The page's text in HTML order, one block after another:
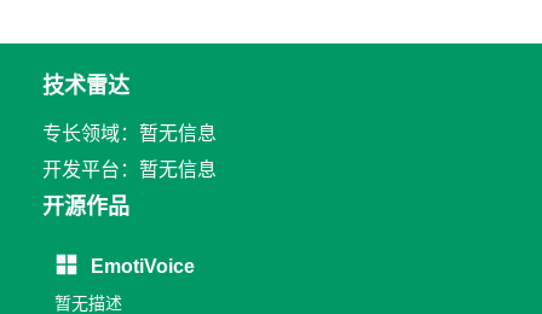
技术雷达
专长领域：暂无信息
开发平台：暂无信息
开源作品
EmotiVoice
暂无描述